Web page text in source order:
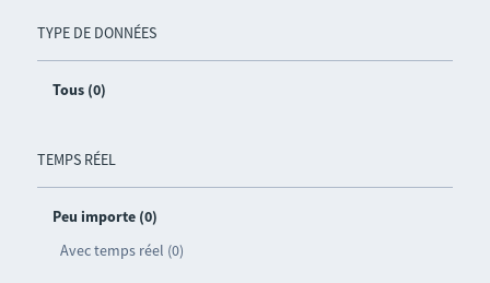
TYPE DE DONNÉES
Tous (0)
TEMPS RÉEL
Peu importe (0)
Avec temps réel (0)